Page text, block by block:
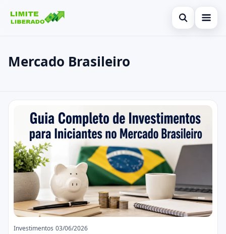
Abrir busca
Investimentos
Legal
Pressione Enter para buscar ou ESC para fechar.
Mercado Brasileiro
Mercado Brasileiro
Investimentos 03/06/2026